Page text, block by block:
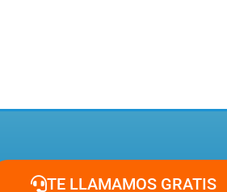
TE LLAMAMOS GRATIS